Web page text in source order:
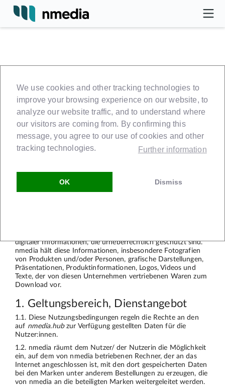
We use cookies and other tracking technologies to
improve your browsing experience on our website, to
analyze our website traffic, and to understand where
our visitors are coming from. By confirming this
message, you agree to our use of cookies and other
tracking technologies.
Further information
Dismiss
OK
für die internetbasierte Handels-
Plattform der nmedia GmbH im
Folgendennmedia.hubgenannt
Stand: September 2022
Die nmedia GmbH (nachfolgend „nmedia“) betreibt das
elektronische Informations- und Auftragssystem
„nmedia.hub“, das den Austausch von elektronischen Daten
digitaler Informationen, die urheberrechtlich geschützt sind.
nmedia hält diese Informationen, insbesondere Fotografien
von Produkten und/oder Personen, grafische Darstellungen,
Präsentationen, Produktinformationen, Logos, Videos und
Texte, der von diesen Unternehmen vertriebenen Waren zum
Download vor.
1. Geltungsbereich, Dienstangebot
1.1. Diese Nutzungsbedingungen regeln die Rechte an den
auf nmedia.hubzur Verfügung gestellten Daten für die
Nutzer:innen.
1.2. nmedia räumt dem Nutzer/ der Nutzerin die Möglichkeit
ein, auf dem von nmedia betriebenen Rechner, der an das
Internet angeschlossen ist, mit den dort gespeicherten Daten
bei den Marken unter anderem Bestellungen zu erzeugen, die
von nmedia an die beteiligten Marken weitergeleitet werden.